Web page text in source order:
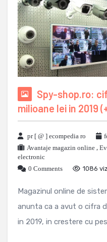
Spy-shop.ro:
milioane lei in 2019
pr [ @ ] ecompedia ro
Avantaje magazin online ,
electronic
0 Comments
1086
Magazinul online de
anunta ca a avut o cifra
in 2019, in crestere cu